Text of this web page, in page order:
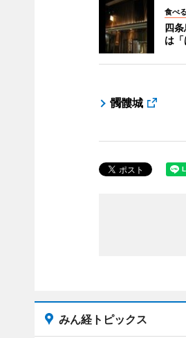
食べる
四
は
髑髏城
みん経トピックス